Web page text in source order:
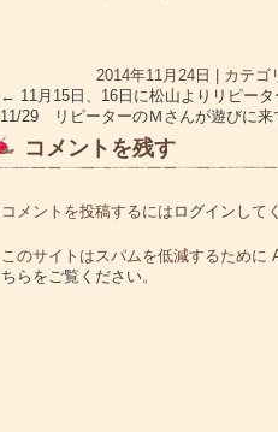
2014年11月24日 カテゴ
← 11月15日、16日に松山よりリピー
11/29 リピーターのＭさんが遊びに来
コメントを残す
コメントを投稿するには ログイン して
このサイトはスパムを低減するために
ちらをご覧ください。